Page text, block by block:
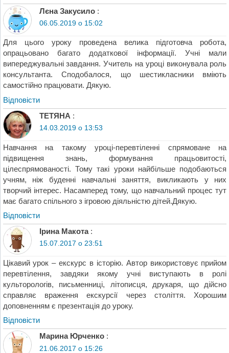
Лєна Закусило :
06.05.2019 о 15:02
Для цього уроку проведена велика підготовча робота,
опрацьовано багато додаткової інформації. Учні мали
випереджувальні завдання. Учитель на уроці виконувала роль
консультанта. Сподобалося, що шестикласники вміють
самостійно працювати. Дякую.
Відповіcти
ТЕТЯНА :
14.03.2019 о 13:53
Навчання на такому уроці-перевтіленні спрямоване на
підвищення знань, формування працьовитості,
цілеспрямованості. Тому такі уроки найбільше подобаються
учням, ніж буденні навчальні заняття, викликають у них
творчий інтерес. Насамперед тому, що навчальний процес тут
має багато спільного з ігровою діяльністю дітей.Дякую.
Відповіcти
Ірина Макота :
15.07.2017 о 23:51
Цікавий урок – екскурс в історію. Автор використовує прийом
перевтілення, завдяки якому учні виступають в ролі
культорологів, письменниці, літописця, друкаря, що дійсно
справляє враження екскурсії через століття. Хорошим
доповненням є презентація до уроку.
Відповіcти
Марина Юрченко :
21.06.2017 о 15:26